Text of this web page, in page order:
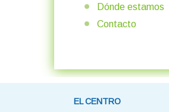
Dónde estamos
Contacto
EL CENTRO